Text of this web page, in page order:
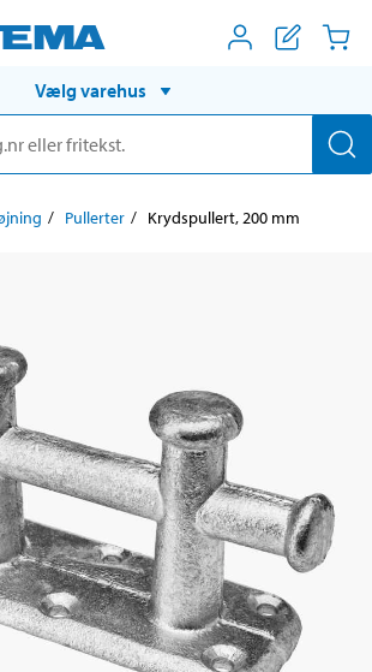
Vælg varehus
Pullerter Krydspullert, 200 mm